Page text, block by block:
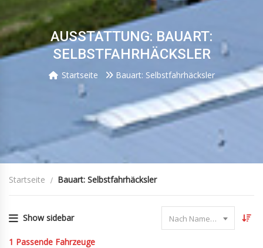
AUSSTATTUNG: BAUART:
SELBSTFAHRHÄCKSLER
Startseite Bauart: Selbstfahrhäcksler
Startseite Bauart: Selbstfahrhäcksler
Show sidebar Nach Name sortieren
1 Passende Fahrzeuge